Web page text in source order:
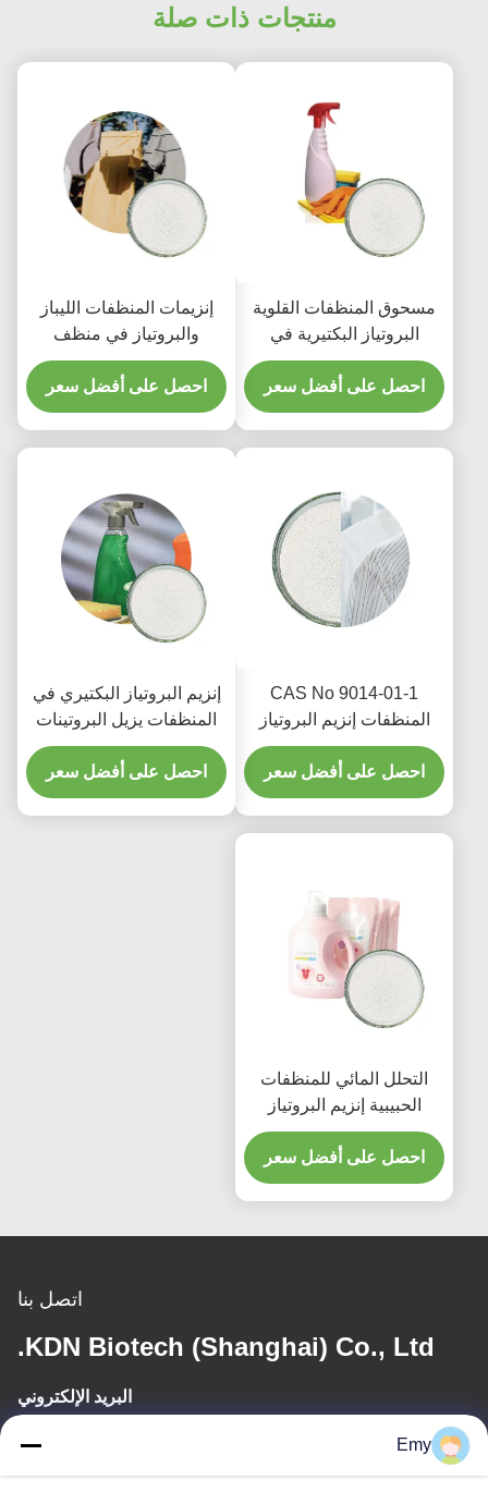
منتجات ذات صلة
مسحوق المنظفات القلوية
البروتياز البكتيرية في
المنظفات عالية النقاء كاس
9014 01 1
احصل على أفضل سعر
إنزيمات المنظفات الليباز
والبروتياز في منظف
الغسيل 1200000u G إلى
1500000u G
احصل على أفضل سعر
CAS No 9014-01-1
المنظفات إنزيم البروتياز
تدهور 100000 إلى
1000000u G
احصل على أفضل سعر
إنزيم البروتياز البكتيري في
المنظفات يزيل البروتينات
المتحللة للبقع
احصل على أفضل سعر
التحلل المائي للمنظفات
الحبيبية إنزيم البروتياز
القلوي CAS 9014-01-1
احصل على أفضل سعر
اتصل بنا
KDN Biotech (Shanghai) Co., Ltd.
البريد الإلكتروني
panxy@vlandgroup.com
Emy